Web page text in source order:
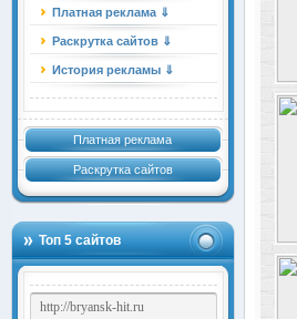
Платная реклама ⇓
Раскрутка сайтов ⇓
История рекламы ⇓
Платная реклама
Раскрутка сайтов
Топ 5 сайтов